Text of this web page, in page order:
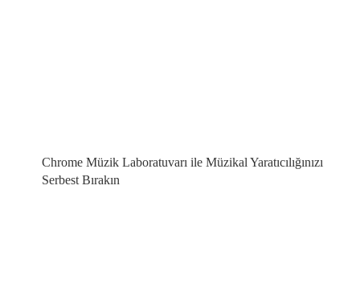
Chrome Müzik Laboratuvarı ile Müzikal Yaratıcılığınızı
Serbest Bırakın